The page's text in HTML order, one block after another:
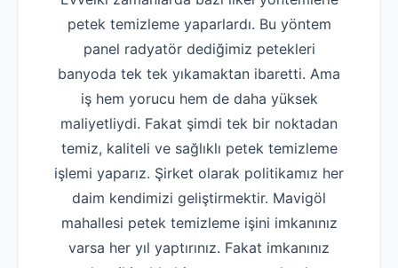
İletişim
petek temizleme yaparlardı. Bu yöntem
panel radyatör dediğimiz petekleri
banyoda tek tek yıkamaktan ibaretti. Ama
iş hem yorucu hem de daha yüksek
maliyetliydi. Fakat şimdi tek bir noktadan
temiz, kaliteli ve sağlıklı petek temizleme
işlemi yaparız. Şirket olarak politikamız her
daim kendimizi geliştirmektir. Mavigöl
mahallesi petek temizleme işini imkanınız
varsa her yıl yaptırınız. Fakat imkanınız